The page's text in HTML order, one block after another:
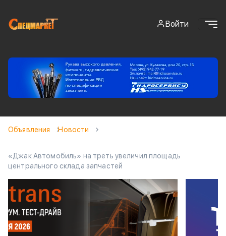
Войти
Объявления Новости
«Джак Автомобиль» на треть увеличил площадь
центрального склада запчастей